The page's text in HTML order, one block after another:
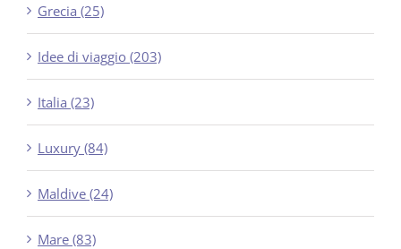
Grecia (25)
Idee di viaggio (203)
Italia (23)
Luxury (84)
Maldive (24)
Mare (83)